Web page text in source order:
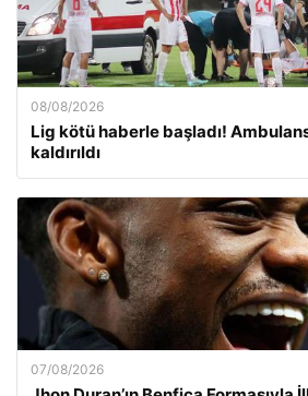
08/08/2026
Lig kötü haberle başladı!
kaldırıldı
07/08/2026